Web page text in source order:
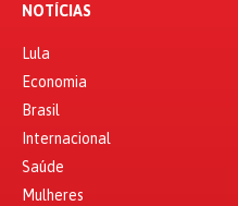
NOTÍCIAS
Lula
Economia
Brasil
Internacional
Saúde
Mulheres